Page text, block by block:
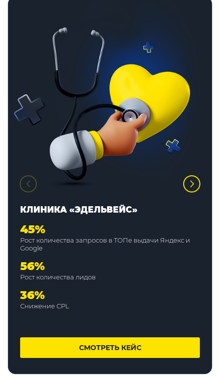
КЛИНИКА «ЭДЕЛЬВЕЙС»
45%
Рост количества запросов в ТОПе выдачи Яндекс и
Google
56%
Рост количества лидов
36%
Снижение CPL
СМОТРЕТЬ КЕЙС